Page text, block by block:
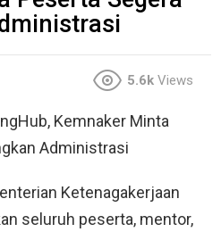
5.6k Views
Kemnaker Minta
Administrasi
Ketenagakerjaan
seluruh peserta, mentor,